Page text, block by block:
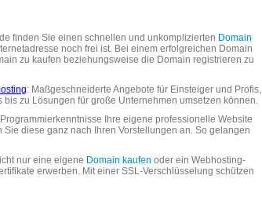
finden Sie einen schnellen und unkomplizierten Domain
noch frei ist. Bei einem erfolgreichen Domain
zu kaufen beziehungsweise die Domain registrieren zu
: Maßgeschneiderte Angebote für Einsteiger und Profis,
zu Lösungen für große Unternehmen umsetzen können.
Ihre eigene professionelle Website
diese ganz nach Ihren Vorstellungen an. So gelangen
nur eine eigene Domain kaufen oder ein Webhosting-
erwerben. Mit einer SSL-Verschlüsselung schützen